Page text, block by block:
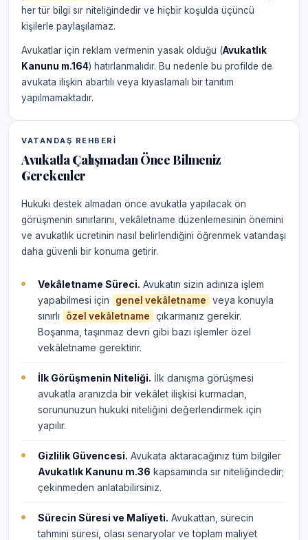
her tür bilgi sır niteliğindedir ve hiçbir koşulda üçüncü
kişilerle paylaşılamaz.
Avukatlar için reklam vermenin yasak olduğu (Avukatlık
Kanunu m.164) hatırlanmalıdır. Bu nedenle bu profilde de
avukata ilişkin abartılı veya kıyaslamalı bir tanıtım
yapılmamaktadır.
VATANDAŞ REHBERI
Avukatla Çalışmadan Önce Bilmeniz
Gerekenler
Hukuki destek almadan önce avukatla yapılacak ön
görüşmenin sınırlarını, vekâletname düzenlemesinin önemini
ve avukatlık ücretinin nasıl belirlendiğini öğrenmek vatandaşı
daha güvenli bir konuma getirir.
Vekâletname Süreci. Avukatın sizin adınıza işlem
yapabilmesi için
genel vekâletname
veya konuyla
sınırlı
özel vekâletname
çıkarmanız gerekir.
Boşanma, taşınmaz devri gibi bazı işlemler özel
vekâletname gerektirir.
İlk Görüşmenin Niteliği. İlk danışma görüşmesi
avukatla aranızda bir vekâlet ilişkisi kurmadan,
sorununuzun hukuki niteliğini değerlendirmek için
yapılır.
Gizlilik Güvencesi. Avukata aktaracağınız tüm bilgiler
Avukatlık Kanunu m.36 kapsamında sır niteliğindedir;
çekinmeden anlatabilirsiniz.
Sürecin Süresi ve Maliyeti. Avukattan, sürecin
tahmini süresi, olası senaryolar ve toplam maliyet